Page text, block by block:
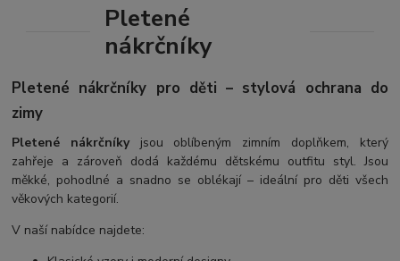
Pletené
nákrčníky
Pletené nákrčníky pro děti – stylová ochrana do
zimy
Pletené nákrčníkyjsou oblíbeným zimním doplňkem, který
zahřeje a zároveň dodá každému dětskému outfitu styl. Jsou
měkké, pohodlné a snadno se oblékají – ideální pro děti všech
věkových kategorií.
V naší nabídce najdete: